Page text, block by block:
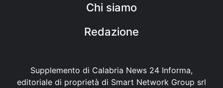
Chi siamo
Redazione
Supplemento di Calabria News 24 Informa,
editoriale di proprietà di Smart Network Group srl